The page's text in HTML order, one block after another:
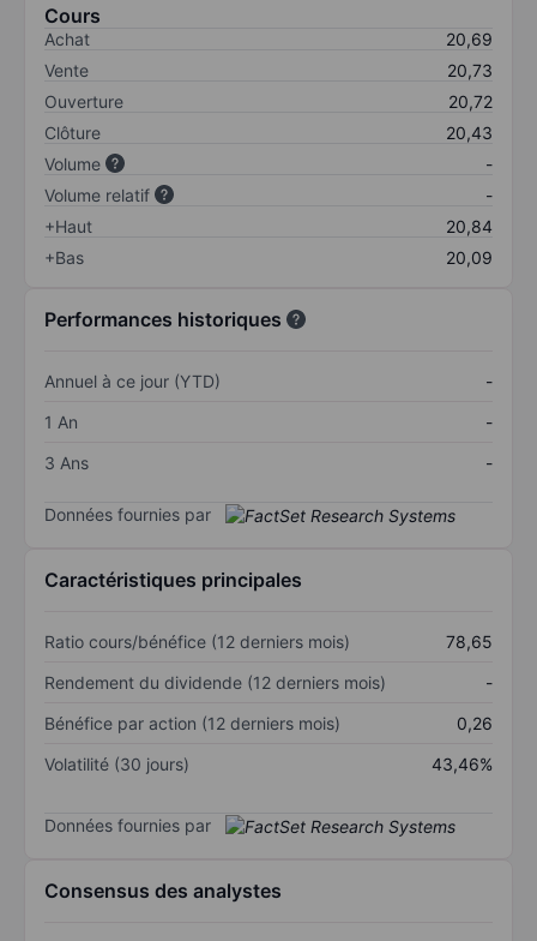
Cours
Achat
20,69
Vente
20,73
Ouverture
20,72
Clôture
20,43
Volume
-
Volume relatif
-
+Haut
20,84
+Bas
20,09
Performances historiques
Annuel à ce jour (YTD)
-
1 An
-
3 Ans
-
Données fournies par
Caractéristiques principales
Ratio cours/bénéfice (12 derniers mois)
78,65
Rendement du dividende (12 derniers mois)
-
Bénéfice par action (12 derniers mois)
0,26
Volatilité (30 jours)
43,46%
Données fournies par
Consensus des analystes